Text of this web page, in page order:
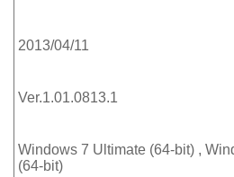
2013/04/11
Ver.1.01.0813.1
Windows 7 Ultimate (64-bit) ,
(64-bit)